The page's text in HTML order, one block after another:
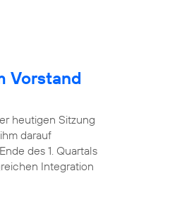
Vorstand
heutigen Sitzung
darauf
des 1. Quartals
Integration